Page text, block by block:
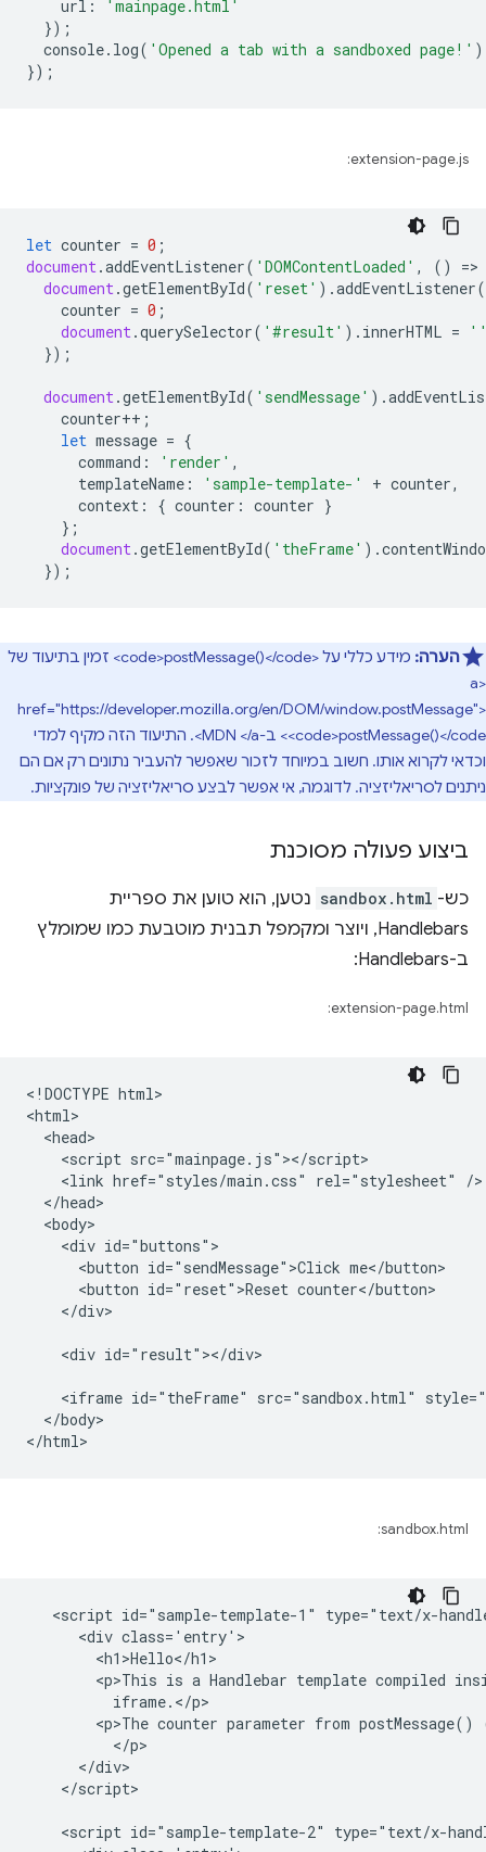
url :
'mainpage.html'
});
console. log( 'Opened a tab with a sandboxed page!'
});
extension-page.js:
let counter = 0 ;
document.addEventListener( 'DOMContentLoaded' , () =>
document.getElementById( 'reset' ).addEventListener(
counter = 0 ;
document.querySelector( '#result' ). innerHTML =
});
document.getElementById( 'sendMessage' ).
counter++ ;
let message = {
command : 'render' ,
templateName : 'sample-template-' + counter,
context : { counter : counter }
};
document.getElementById( 'theFrame' ).
});
הערה:
מידע כללי על <code>postMessage()</code> זמין בתיעוד של
<a
href="https://developer.mozilla.org/en/DOM/window.postMessage">
<code>postMessage()</code> ב-MDN </a>. התיעוד הזה מקיף למדי
וכדאי לקרוא אותו. חשוב במיוחד לזכור שאפשר להעביר נתונים רק אם הם
ניתנים לסריאליזציה. לדוגמה, אי אפשר לבצע סריאליזציה של פונקציות.
ביצוע פעולה מסוכנת
כש- sandbox.html נטען, הוא טוען את ספריית
Handlebars, ויוצר ומקמפל תבנית מוטבעת כמו שמומלץ
ב-Handlebars:
extension-page.html:
<!DOCTYPE html>
<html>
  <head>
    <script src="mainpage.js"></script>
    <link href="styles/main.css" rel="stylesheet" />
  </head>
  <body>
    <div id="buttons">
      <button id="sendMessage">Click me</button>
      <button id="reset">Reset counter</button>
    </div>
    <div id="result"></div>
<iframe id="theFrame" src="sandbox.html"
  </body>
sandbox.html:
<script id="sample-template-1" type="text/x-
      <div class='entry'>
        <h1>Hello</h1>
<p>This is a Handlebar template compiled
          iframe.</p>
<p>The counter parameter from postMessage()
          </p>
      </div>
    </script>
<script id="sample-template-2" type="text/x-